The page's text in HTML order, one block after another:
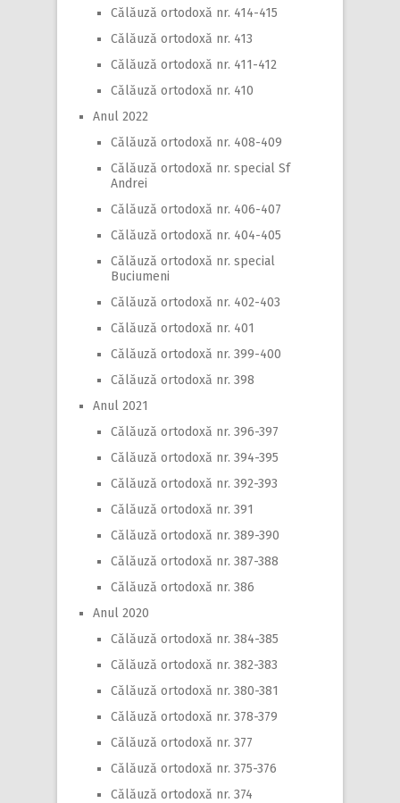
Călăuză ortodoxă nr. 414-415
Călăuză ortodoxă nr. 413
Călăuză ortodoxă nr. 411-412
Călăuză ortodoxă nr. 410
Anul 2022
Călăuză ortodoxă nr. 408-409
Călăuză ortodoxă nr. special Sf
Andrei
Călăuză ortodoxă nr. 406-407
Călăuză ortodoxă nr. 404-405
Călăuză ortodoxă nr. special
Buciumeni
Călăuză ortodoxă nr. 402-403
Călăuză ortodoxă nr. 401
Călăuză ortodoxă nr. 399-400
Călăuză ortodoxă nr. 398
Anul 2021
Călăuză ortodoxă nr. 396-397
Călăuză ortodoxă nr. 394-395
Călăuză ortodoxă nr. 392-393
Călăuză ortodoxă nr. 391
Călăuză ortodoxă nr. 389-390
Călăuză ortodoxă nr. 387-388
Călăuză ortodoxă nr. 386
Anul 2020
Călăuză ortodoxă nr. 384-385
Călăuză ortodoxă nr. 382-383
Călăuză ortodoxă nr. 380-381
Călăuză ortodoxă nr. 378-379
Călăuză ortodoxă nr. 377
Călăuză ortodoxă nr. 375-376
Călăuză ortodoxă nr. 374